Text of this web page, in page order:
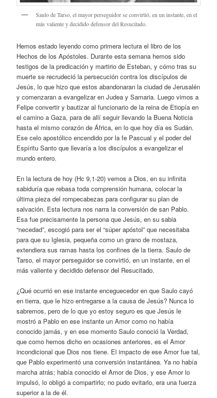
Saulo de Tarso, el mayor perseguidor se convirtió, en un instante, en el
más valiente y decidido defensor del Resucitado.
Hemos estado leyendo como primera lectura el libro de los
Hechos de los Apóstoles. Durante esta semana hemos sido
testigos de la predicación y martirio de Esteban, y cómo tras su
muerte se recrudeció la persecución contra los discípulos de
Jesús, lo que hizo que estos abandonaran la ciudad de Jerusalén
y comenzaran a evangelizar en Judea y Samaria. Luego vimos a
Felipe convertir y bautizar al funcionario de la reina de Etiopía en
el camino a Gaza, para de allí seguir llevando la Buena Noticia
hasta el mismo corazón de África, en lo que hoy día es Sudán.
Ese celo apostólico encendido por la fe Pascual y el poder del
Espíritu Santo que llevaría a los discípulos a evangelizar el
mundo entero.
En la lectura de hoy (Hc 9,1-20) vemos a Dios, en su infinita
sabiduría que rebasa toda comprensión humana, colocar la
última pieza del rompecabezas para configurar su plan de
salvación. Esta lectura nos narra la conversión de san Pablo.
Esa fue precisamente la persona que Jesús, en su sabia
“necedad”, escogió para ser el “súper apóstol” que necesitaba
para que su Iglesia, pequeña como un grano de mostaza,
extendiera sus ramas hasta los confines de la tierra. Saulo de
Tarso, el mayor perseguidor se convirtió, en un instante, en el
más valiente y decidido defensor del Resucitado.
¿Qué ocurrió en ese instante enceguecedor en que Saulo cayó
en tierra, que le hizo entregarse a la causa de Jesús? Nunca lo
sabremos, pero de lo que yo estoy seguro es que Jesús le
mostró a Pablo en ese instante un Amor como no había
conocido jamás, y en ese momento Saulo conoció la Verdad,
que como hemos dicho en ocasiones anteriores, es el Amor
incondicional que Dios nos tiene. El impacto de ese Amor fue tal,
que Pablo experimentó una conversión instantánea. Ya no había
marcha atrás; había conocido el Amor de Dios, y ese Amor lo
impulsó, lo obligó a compartirlo; no pudo evitarlo, era una fuerza
superior a la de él.